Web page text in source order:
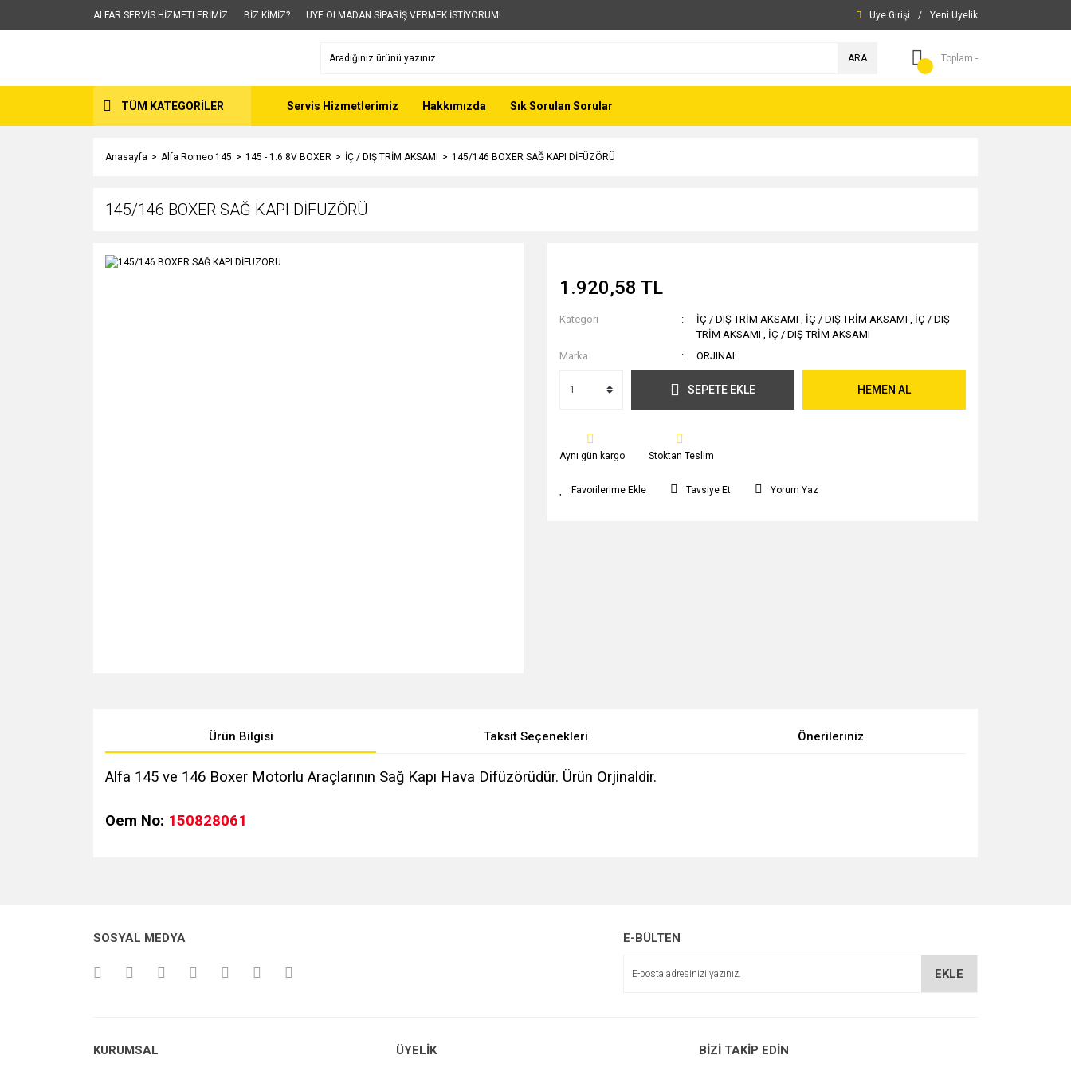
ALFAR SERVİS HİZMETLERİMİZ BİZ KİMİZ? ÜYE OLMADAN SİPARİŞ VERMEK İSTİYORUM! Üye Girişi / Yeni Üyelik
ARA Toplam -
TÜM KATEGORİLER Servis Hizmetlerimiz Hakkımızda Sık Sorulan Sorular
Anasayfa Alfa Romeo 145 145 - 1.6 8V BOXER İÇ / DIŞ TRİM AKSAMI 145/146 BOXER SAĞ KAPI DİFÜZÖRÜ
145/146 BOXER SAĞ KAPI DİFÜZÖRÜ
1.920,58 TL
Kategori İÇ / DIŞ TRİM AKSAMI , İÇ / DIŞ TRİM AKSAMI , İÇ / DIŞ
TRİM AKSAMI , İÇ / DIŞ TRİM AKSAMI
Marka
ORJINAL
SEPETE EKLE HEMEN AL
Aynı gün kargo Stoktan Teslim
Tavsiye Et Yorum Yaz
Ürün Bilgisi Taksit Seçenekleri Önerileriniz
Alfa 145 ve 146 Boxer Motorlu Araçlarının Sağ Kapı Hava Difüzörüdür. Ürün Orjinaldir.
Oem No: 150828061
Ürün açıklamasında eksik bilgiler bulunuyor.
SOSYAL MEDYA E-BÜLTEN
EKLE
KURUMSAL ÜYELİK BİZİ TAKİP EDİN